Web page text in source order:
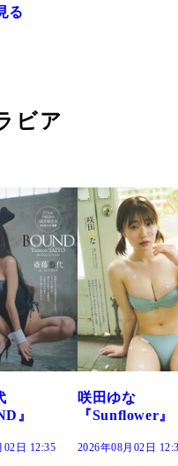
る
ビア
咲田ゆな
『Sunflower』
2026年08月02日 12:30
だ